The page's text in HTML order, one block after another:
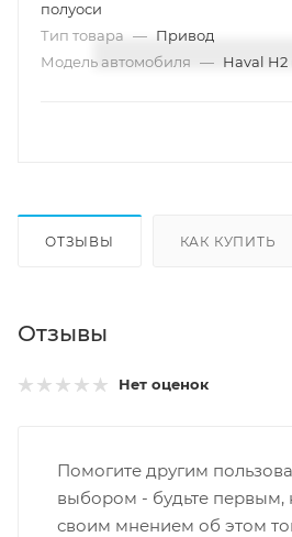
полуоси
Тип товара — Привод
Модель автомобиля — Haval H2
ОТЗЫВЫ КАК КУПИТЬ
Отзывы
Нет оценок
Помогите другим
выбором - будьте первым,
своим мнением об этом